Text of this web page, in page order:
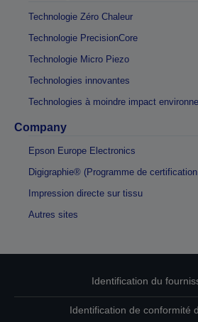
Technologie Zéro Chaleur
Technologie PrecisionCore
Technologie Micro Piezo
Technologies innovantes
Technologies à moindre impact
Company
Epson Europe Electronics
Digigraphie® (Programme de
Impression directe sur tissu
Autres sites
Identification du
Identification de conformité